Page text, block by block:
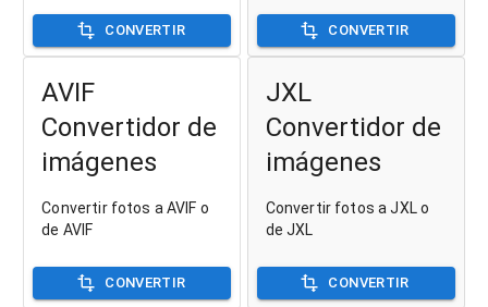
CONVERTIR CONVERTIR
AVIF
Convertidor de
imágenes
Convertir fotos a AVIF o
de AVIF
CONVERTIR
JXL
Convertidor de
imágenes
Convertir fotos a JXL o
de JXL
CONVERTIR